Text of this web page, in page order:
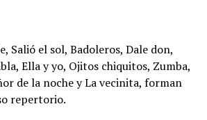
Salió el sol, Badoleros, Dale don,
Ella y yo, Ojitos chiquitos, Zumba,
de la noche y La vecinita, forman
repertorio.